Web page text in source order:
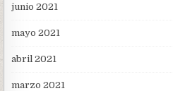
junio 2021
mayo 2021
abril 2021
marzo 2021